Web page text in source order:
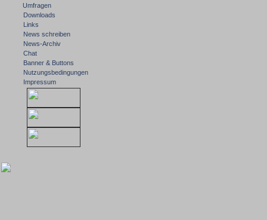
Umfragen
Downloads
Links
News schreiben
News-Archiv
Chat
Banner & Buttons
Nutzungsbedingungen
Impressum